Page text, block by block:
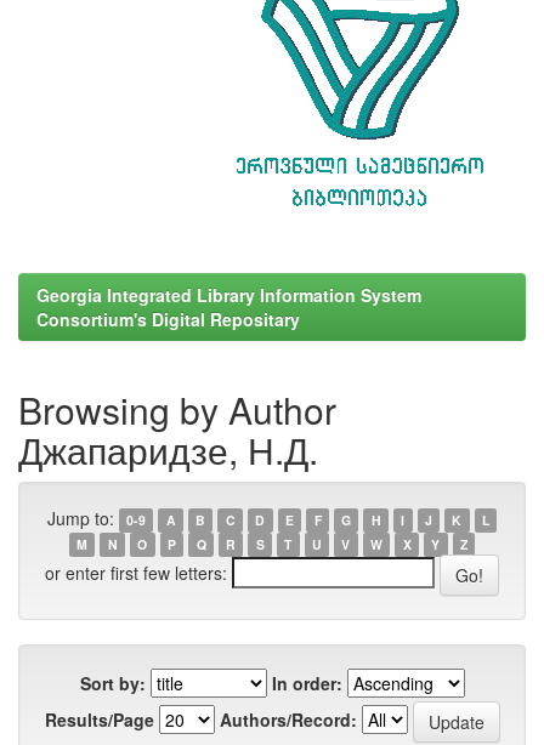
Georgia Integrated Library Information System
Consortium's Digital Repositary
Browsing by Author
Джапаридзе, Н.Д.
Jump to: 0-9 A B C D E F G H I J K
L
M
N O P Q R S T U V W X Y Z
or enter first few letters:
Sort by:
In order:
Results/Page
Authors/Record: